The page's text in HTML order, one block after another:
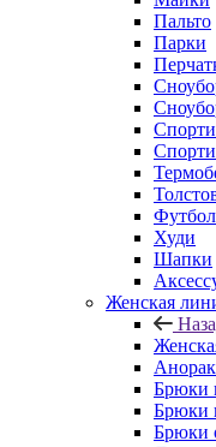
Пальто
Парки
Худи
Шапки
Женская
Брюки
Брюки
Брюки